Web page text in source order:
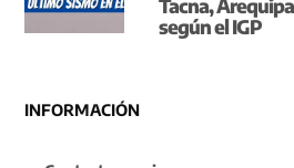
Tacna,
según el IGP
INFORMACIÓN